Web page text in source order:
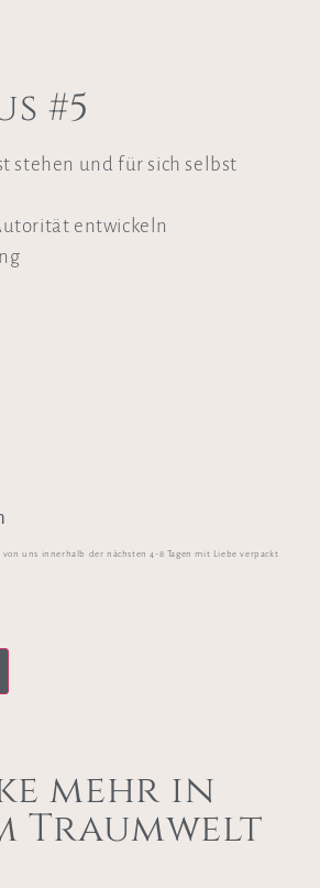
#5
stehen und für sich selbst
entwickeln
uns innerhalb der nächsten 4-8 Tagen mit Liebe verpackt
mehr in
Traumwelt